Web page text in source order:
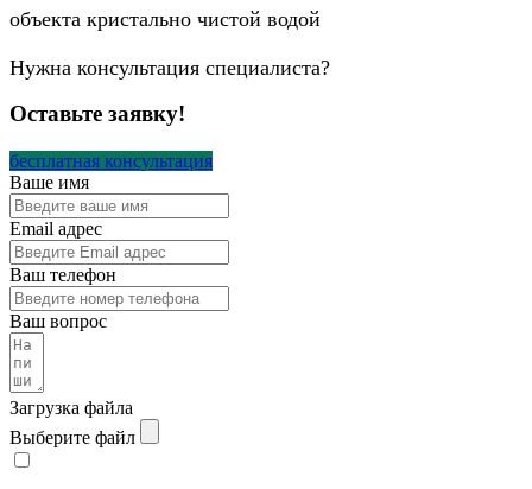
объекта кристально чистой водой
Нужна консультация специалиста?
Оставьте заявку!
бесплатная консультация
Ваше имя
Email адрес
Ваш телефон
Ваш вопрос
Загрузка файла
Выберите файл